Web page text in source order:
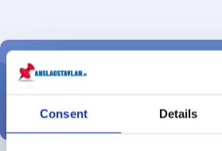
Consent Details